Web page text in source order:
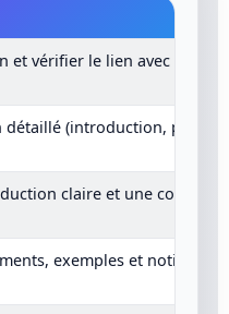
et vérifier le lien avec ta
(introduction, parties,
claire et une
exemples et notions